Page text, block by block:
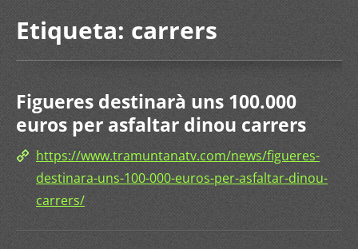
Etiqueta: carrers
Figueres destinarà uns 100.000
euros per asfaltar dinou carrers
https://www.tramuntanatv.com/news/figueres-
destinara-uns-100-000-euros-per-asfaltar-dinou-
carrers/